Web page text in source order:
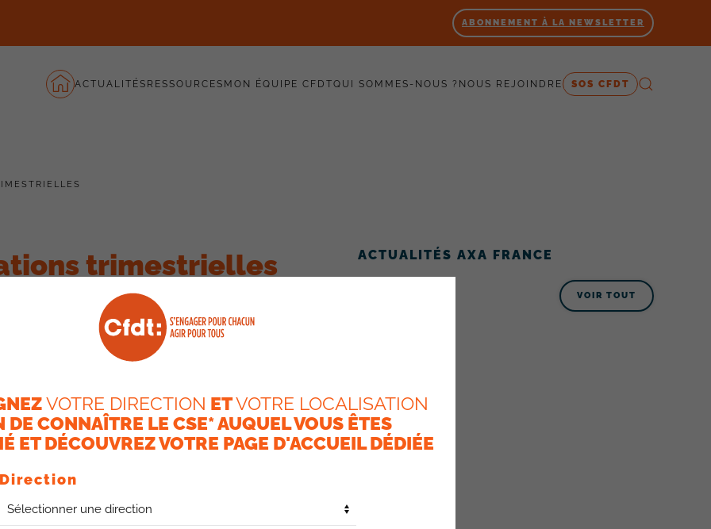
ABONNEMENT À LA NEWSLETTER
ACTUALITÉS RESSOURCES MON ÉQUIPE CFDTQUI SOMMES-NOUS ? NOUS REJOINDRE SOS CFDT
trimestrielles
réunion du
révèle une situation contrastée pour les
face aux défis
encourageants avec 257 collaborateurs recrutés en
significativement, les Fonctions Centrales représentent
l’année précédente, marquant une progression notable
ACTUALITÉS AXA FRANCE
VOIR TOUT
VOTRE DIRECTION ETVOTRE LOCALISATION
DE CONNAÎTRE LE CSE* AUQUEL VOUS ÊTES
ET DÉCOUVREZ VOTRE PAGE D'ACCUEIL DÉDIÉE
Direction